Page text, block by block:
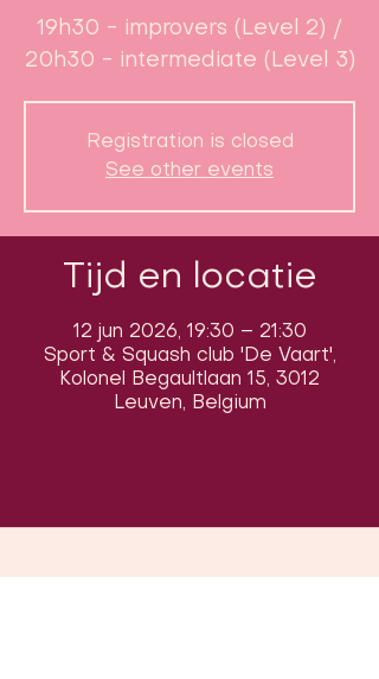
19h30 - improvers (Level 2) /
20h30 - intermediate (Level 3)
Registration is closed
See other events
Tijd en locatie
12 jun 2026, 19:30 – 21:30
Sport & Squash club 'De Vaart',
Kolonel Begaultlaan 15, 3012
Leuven, Belgium